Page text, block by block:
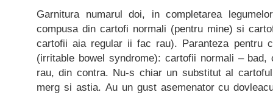
Garnitura numarul doi, in completarea
compusa din cartofi normali (pentru mine) si
cartofii aia regular ii fac rau). Paranteza pentru
(irritable bowel syndrome): cartofii normali –
rau, din contra. Nu-s chiar un substitut al
merg si astia. Au un gust asemenator cu